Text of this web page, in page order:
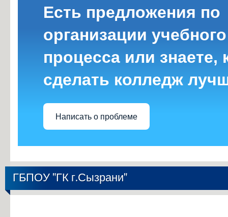
Есть предложения по
организации учебного
процесса или знаете,
сделать колледж
Написать о проблеме
ГБПОУ "ГК г.Сызрани"